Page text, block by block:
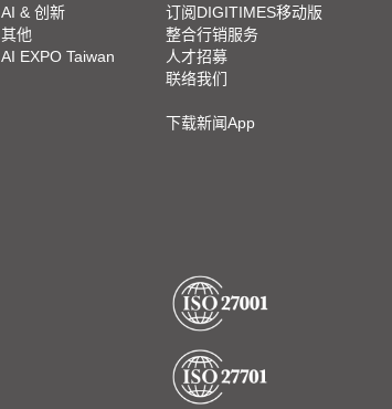
AI & 创新
其他
AI EXPO Taiwan
订阅DIGITIMES移动版
整合行销服务
人才招募
联络我们
下载新闻App